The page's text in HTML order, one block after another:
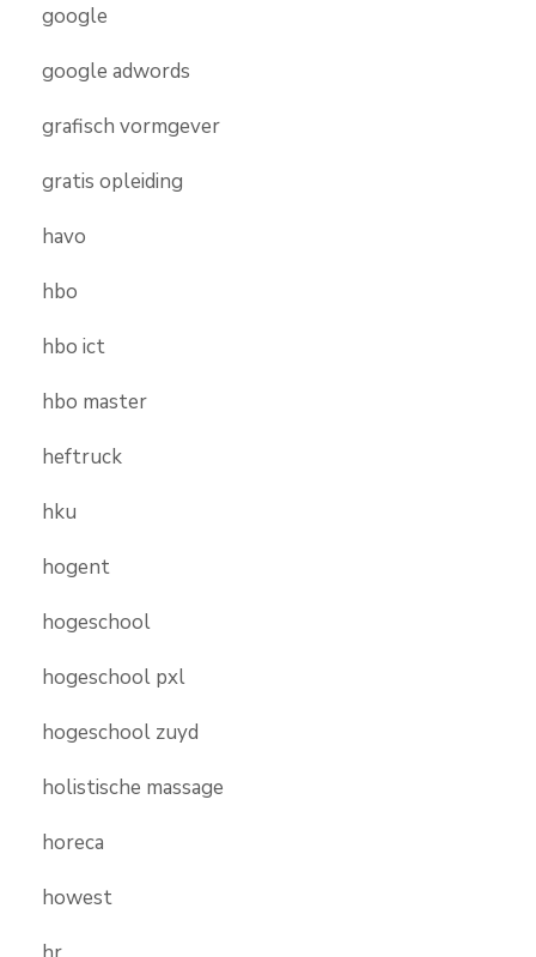
google
google adwords
grafisch vormgever
gratis opleiding
havo
hbo
hbo ict
hbo master
heftruck
hku
hogent
hogeschool
hogeschool pxl
hogeschool zuyd
holistische massage
horeca
howest